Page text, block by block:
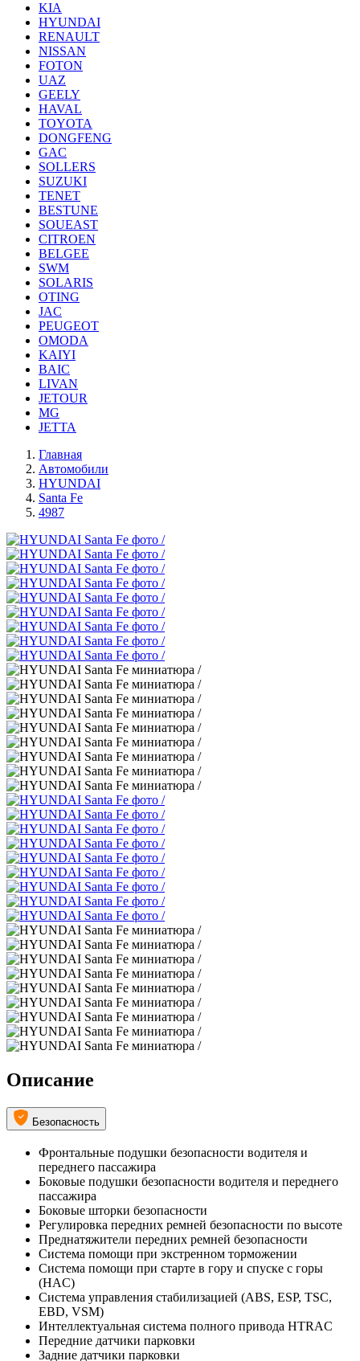
KIA
HYUNDAI
RENAULT
NISSAN
FOTON
UAZ
GEELY
HAVAL
TOYOTA
DONGFENG
GAC
SOLLERS
SUZUKI
TENET
BESTUNE
SOUEAST
CITROEN
BELGEE
SWM
SOLARIS
OTING
JAC
PEUGEOT
OMODA
KAIYI
BAIC
LIVAN
JETOUR
MG
JETTA
Главная
Автомобили
HYUNDAI
Santa Fe
4987
Описание
Безопасность
Фронтальные подушки безопасности водителя и
переднего пассажира
Боковые подушки безопасности водителя и переднего
пассажира
Боковые шторки безопасности
Регулировка передних ремней безопасности по высоте
Преднатяжители передних ремней безопасности
Система помощи при экстренном торможении
Система помощи при старте в гору и спуске с горы
(HAC)
Система управления стабилизацией (ABS, ESP, TSC,
EBD, VSM)
Интеллектуальная система полного привода HTRAC
Передние датчики парковки
Задние датчики парковки